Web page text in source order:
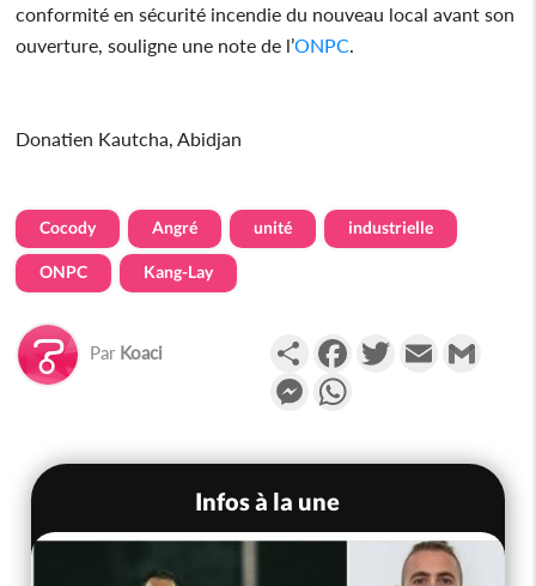
conformité en sécurité incendie du nouveau local avant son
ouverture, souligne une note de l’ONPC
Donatien Kautcha, Abidjan
Cocody Angré unité industrielle
ONPC Kang-Lay
Par Koaci PartagerFacebookTwitterEmail
Messenger
Infos à la une